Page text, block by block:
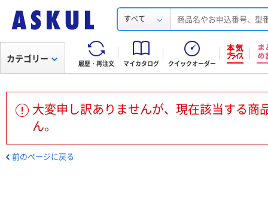
すべて
履歴・再注文 マイカタログ クイックオーダー
カテゴリー
大変申し訳ありませんが、現在該当する商
ん。
前のページに戻る